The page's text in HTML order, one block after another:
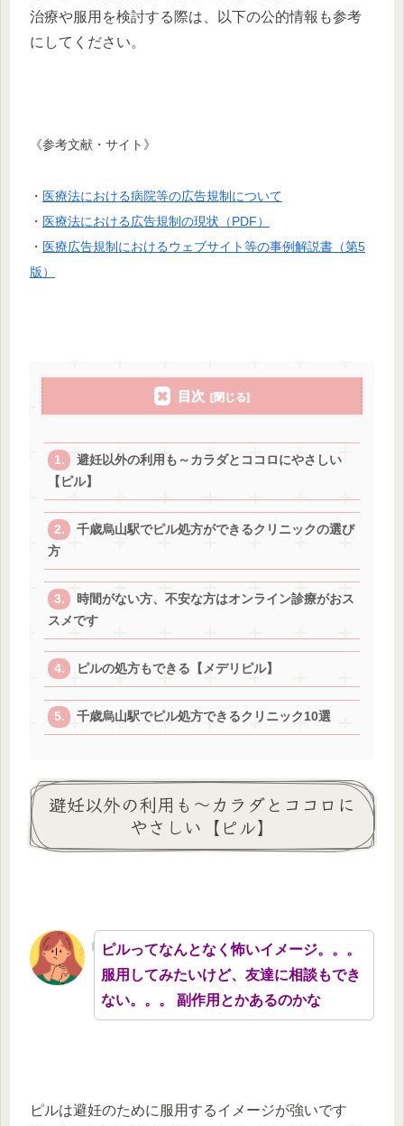
治療や服用を検討する際は、以下の公的情報も参考
にしてください。
《参考文献・サイト》
・ 医療法における病院等の広告規制について
・ 医療法における広告規制の現状（PDF）
・ 医療広告規制におけるウェブサイト等の事例解説書（第5
版）
目次
避妊以外の利用も～カラダとココロにやさしい
【ピル】
千歳烏山駅でピル処方ができるクリニックの選び
方
時間がない方、不安な方はオンライン診療がおス
スメです
ピルの処方もできる【メデリピル】
千歳烏山駅でピル処方できるクリニック10選
避妊以外の利用も～カラダとココロに
やさしい【ピル】
ピルってなんとなく怖いイメージ。。。
服用してみたいけど、友達に相談もでき
ない。。。 副作用とかあるのかな
ピルは避妊のために服用するイメージが強いです